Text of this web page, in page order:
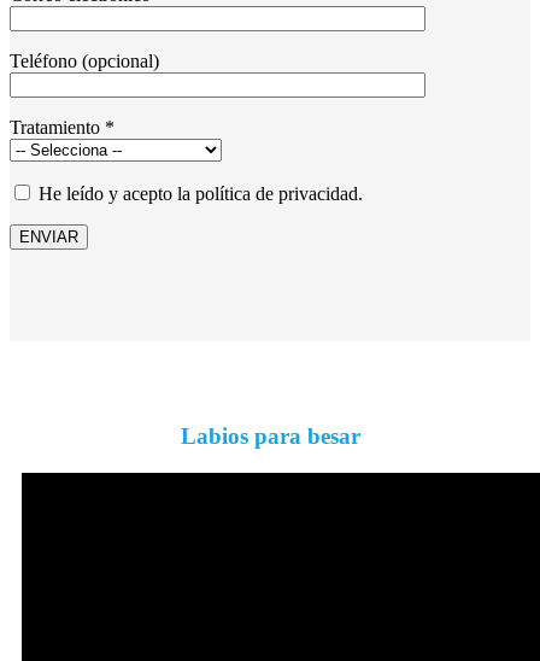
Teléfono (opcional)
Tratamiento *
He leído y acepto la política de privacidad.
Labios para besar